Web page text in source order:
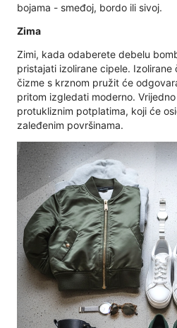
bojama - smeđoj, bordo ili sivoj.
Zima
Zimi, kada odaberete debelu
pristajati izolirane cipele. Izolirane
čizme s krznom pružit će
pritom izgledati moderno.
protukliznim potplatima, koji će
zaleđenim površinama.